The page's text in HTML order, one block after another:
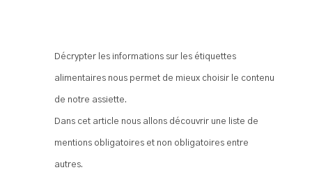
Décrypter les informations sur les étiquettes
alimentaires nous permet de mieux choisir le contenu
de notre assiette.
Dans cet article nous allons découvrir une liste de
mentions obligatoires et non obligatoires entre
autres.